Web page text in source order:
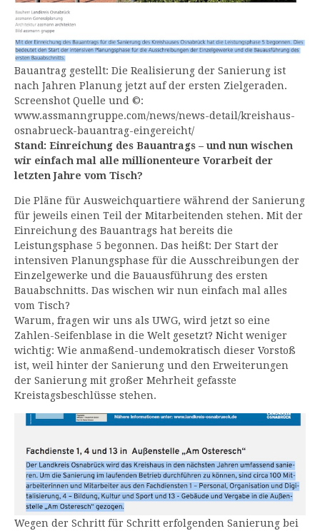
Bauantrag gestellt: Die Realisierung der Sanierung ist
nach Jahren Planung jetzt auf der ersten Zielgeraden.
Screenshot Quelle und ©:
www.assmanngruppe.com/news/news-detail/kreishaus-
osnabrueck-bauantrag-eingereicht/
Stand: Einreichung des Bauantrags – und nun wischen
wir einfach mal alle millionenteure Vorarbeit der
letzten Jahre vom Tisch?
Die Pläne für Ausweichquartiere während der Sanierung
für jeweils einen Teil der Mitarbeitenden stehen. Mit der
Einreichung des Bauantrags hat bereits die
Leistungsphase 5 begonnen. Das heißt: Der Start der
intensiven Planungsphase für die Ausschreibungen der
Einzelgewerke und die Bauausführung des ersten
Bauabschnitts. Das wischen wir nun einfach mal alles
vom Tisch?
Warum, fragen wir uns als UWG, wird jetzt so eine
Zahlen-Seifenblase in die Welt gesetzt? Nicht weniger
wichtig: Wie anmaßend-undemokratisch dieser Vorstoß
ist, weil hinter der Sanierung und den Erweiterungen
der Sanierung mit großer Mehrheit gefasste
Kreistagsbeschlüsse stehen.
Wegen der Schritt für Schritt erfolgenden Sanierung bei